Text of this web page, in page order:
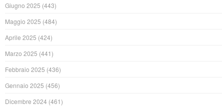
Giugno 2025 (443)
Maggio 2025 (484)
Aprile 2025 (424)
Marzo 2025 (441)
Febbraio 2025 (436)
Gennaio 2025 (456)
Dicembre 2024 (461)